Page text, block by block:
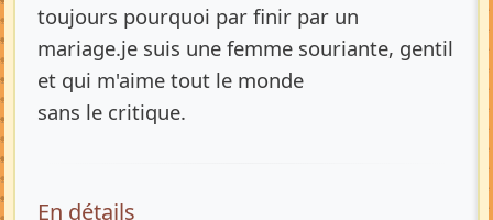
toujours pourquoi par finir par un
mariage.je suis une femme souriante, gentil
et qui m'aime tout le monde
sans le critique.
En détails